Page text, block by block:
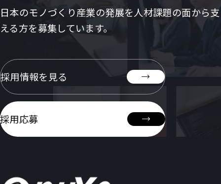
日本のモノづくり産業の発展を人材課題の面から支
える方を募集しています。
採用情報を見る
採用応募